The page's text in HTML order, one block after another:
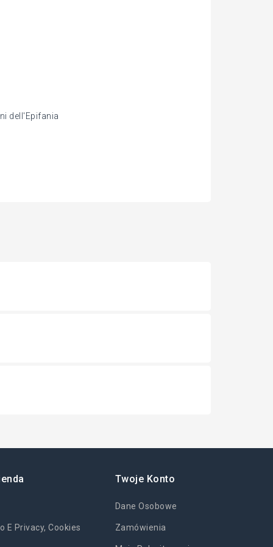
dell'Epifania
E Privacy, Cookies
Twoje Konto
Dane Osobowe
Zamówienia